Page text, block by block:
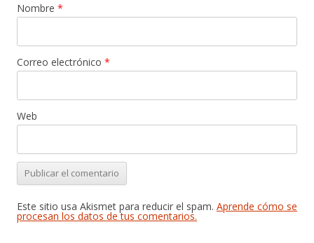
Nombre *
Correo electrónico *
Web
Este sitio usa Akismet para reducir el spam. Aprende cómo se
procesan los datos de tus comentarios.